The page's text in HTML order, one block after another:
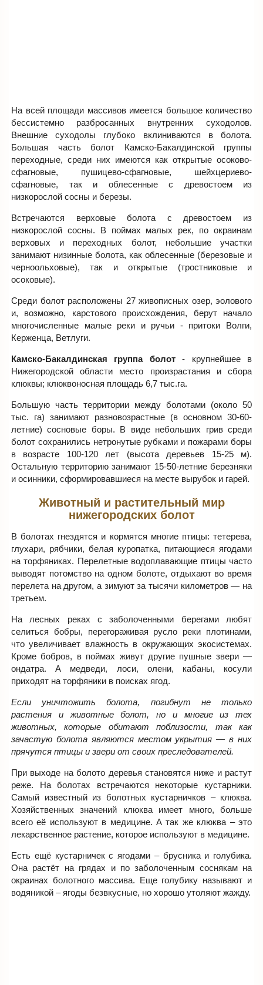
На всей площади массивов имеется большое количество
бессистемно разбросанных внутренних суходолов.
Внешние суходолы глубоко вклиниваются в болота.
Большая часть болот Камско-Бакалдинской группы
переходные, среди них имеются как открытые осоково-
сфагновые, пушицево-сфагновые, шейхцериево-
сфагновые, так и облесенные с древостоем из
низкорослой сосны и березы.
Встречаются верховые болота с древостоем из
низкорослой сосны. В поймах малых рек, по окраинам
верховых и переходных болот, небольшие участки
занимают низинные болота, как облесенные (березовые и
черноольховые), так и открытые (тростниковые и
осоковые).
Сpеди болот расположены 27 живописных озер, эолового
и, возможно, карстового происхождения, берут начало
многочисленные малые реки и ручьи - притоки Волги,
Кеpженца, Ветлуги.
Камско-Бакалдинская группа болот- крупнейшее в
Нижегородской области место произрастания и сбора
клюквы; клюквоносная площадь 6,7 тыс.га.
Большую часть территории между болотами (около 50
тыс. га) занимают разновозрастные (в основном 30-60-
летние) сосновые боры. В виде небольших грив среди
болот сохранились нетронутые рубками и пожарами боры
в возрасте 100-120 лет (высота деревьев 15-25 м).
Остальную территорию занимают 15-50-летние березняки
и осинники, сформировавшиеся на месте вырубок и гарей.
Животный и растительный мир
нижегородских болот
В болотах гнездятся и кормятся многие птицы: тетерева,
глухари, рябчики, белая куропатка, питающиеся ягодами
на торфяниках. Перелетные водоплавающие птицы часто
выводят потомство на одном болоте, отдыхают во время
перелета на другом, а зимуют за тысячи километров — на
третьем.
На лесных реках с заболоченными берегами любят
селиться бобры, перегораживая русло реки плотинами,
что увеличивает влажность в окружающих экосистемах.
Кроме бобров, в поймах живут другие пушные звери —
ондатра. А медведи, лоси, олени, кабаны, косули
приходят на торфяники в поисках ягод.
Если уничтожить болота, погибнут не только
растения и животные болот, но и многие из тех
животных, которые обитают поблизости, так как
зачастую болота являются местом укрытия — в них
прячутся птицы и звери от своих преследователей.
При выходе на болото деревья становятся ниже и растут
реже. На болотах встречаются некоторые кустарники.
Самый известный из болотных кустарничков – клюква.
Хозяйственных значений клюква имеет много, больше
всего её используют в медицине. А так же клюква – это
лекарственное растение, которое используют в медицине.
Есть ещё кустарничек с ягодами – брусника и голубика.
Она растёт на грядах и по заболоченным соснякам на
окраинах болотного массива. Еще голубику называют и
водяникой – ягоды безвкусные, но хорошо утоляют жажду.